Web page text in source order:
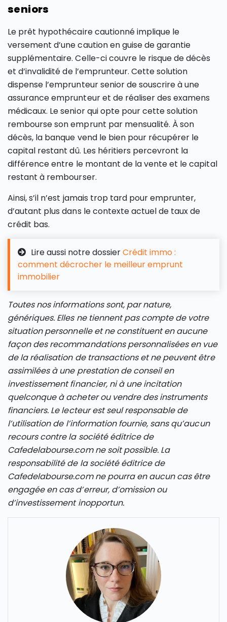
seniors
Le prêt hypothécaire cautionné implique le
versement d’une caution en guise de garantie
supplémentaire. Celle-ci couvre le risque de décès
et d’invalidité de l’emprunteur. Cette solution
dispense l’emprunteur senior de souscrire à une
assurance emprunteur et de réaliser des examens
médicaux. Le senior qui opte pour cette solution
rembourse son emprunt par mensualité. À son
décès, la banque vend le bien pour récupérer le
capital restant dû. Les héritiers percevront la
différence entre le montant de la vente et le capital
restant à rembourser.
Ainsi, s’il n’est jamais trop tard pour emprunter,
d’autant plus dans le contexte actuel de taux de
crédit bas.
Lire aussi notre dossierCrédit immo :
comment décrocher le meilleur emprunt
immobilier
Toutes nos informations sont, par nature,
génériques. Elles ne tiennent pas compte de votre
situation personnelle et ne constituent en aucune
façon des recommandations personnalisées en vue
de la réalisation de transactions et ne peuvent être
assimilées à une prestation de conseil en
investissement financier, ni à une incitation
quelconque à acheter ou vendre des instruments
financiers. Le lecteur est seul responsable de
l’utilisation de l’information fournie, sans qu’aucun
recours contre la société éditrice de
Cafedelabourse.com ne soit possible. La
responsabilité de la société éditrice de
Cafedelabourse.com ne pourra en aucun cas être
engagée en cas d’erreur, d’omission ou
d’investissement inopportun.